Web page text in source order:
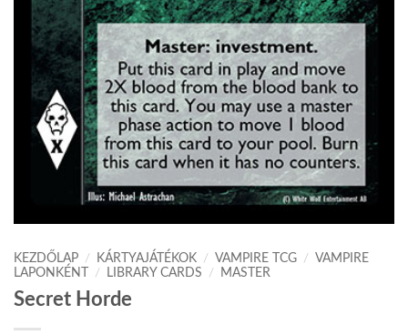
KEZDŐLAP / KÁRTYAJÁTÉKOK / VAMPIRE TCG /
VAMPIRE
LAPONKÉNT
/ LIBRARY CARDS / MASTER
Secret Horde